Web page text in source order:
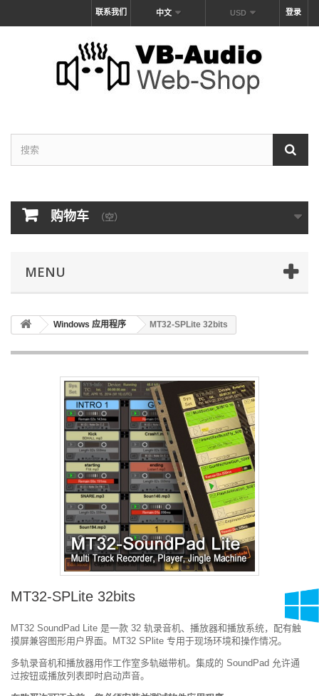
登录
USD
中文
联系我们
购物车 （空）
MENU
Windows 应用程序 MT32-SPLite 32bits
MT32-SPLite 32bits
MT32 SoundPad Lite 是一款 32 轨录音机、播放器和播放系统，配有触
摸屏兼容图形用户界面。MT32 SPlite 专用于现场环境和操作情况。
多轨录音机和播放器用作工作室多轨磁带机。集成的 SoundPad 允许通
过按钮或播放列表即时启动声音。